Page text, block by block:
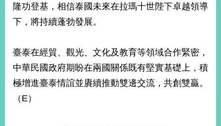
不
落
國
海
和
平
護
照
隆功登基，相信泰國未來在拉瑪十世陛下卓越領導
下，將持續蓬勃發展。
臺泰在經貿、觀光、文化及教育等領域合作緊密，
中華民國政府期盼在兩國關係既有堅實基礎上，積
極增進臺泰情誼並賡續推動雙邊交流，共創雙贏。
（E）